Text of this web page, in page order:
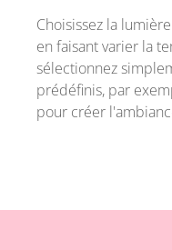
Choisissez la
en faisant varier la
sélectionnez
prédéfinis, par
pour créer